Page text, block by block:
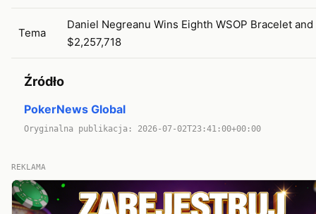
Tema
Daniel Negreanu Wins Eighth WSOP Bracelet and
$2,257,718
Źródło
PokerNews Global
Oryginalna publikacja: 2026-07-02T23:41:00+00:00
REKLAMA